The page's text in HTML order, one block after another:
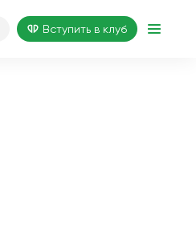
Вступить в клуб